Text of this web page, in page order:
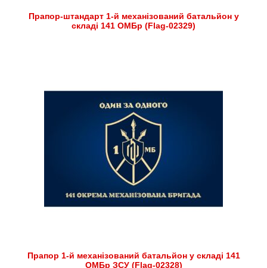
Прапор-штандарт 1-й механізований батальйон у
складі 141 ОМБр (Flag-02329)
Прапор 1-й механізований батальйон у складі 141
ОМБр ЗСУ (Flag-02328)